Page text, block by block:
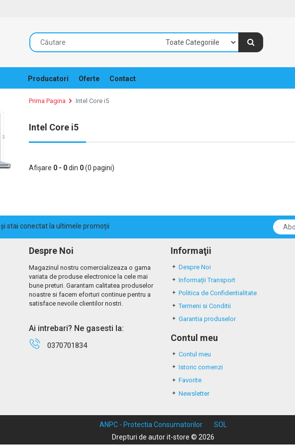
Producatori Oferte Contact
Prima Pagina Intel Core i5
Intel Core i5
Afişare 0 - 0din 0(0 pagini)
și stai conectat la ultimele promoții
Despre Noi
Magazinul nostru comercializeaza o gama
variata de produse electronice la cele mai
bune preturi. Garantam calitatea produselor
noastre si facem eforturi continue pentru a
satisface nevoile clientilor nostri.
Ai intrebari? Ne gasesti la:
0370701834
Informaţii
Despre Noi
Informații Transport
Politica de Confidentialitate
Termeni si Conditii
Garantia produselor
Contul meu
Contul meu
Istoric comenzi
Favorite
Newsletter
ANPC - Protectia Consumatorilor
SOL
Drepturi de autor it-store © 2026